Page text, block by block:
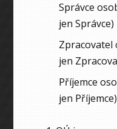
Správce
jen Správce)
Zpracovatel
jen
Příjemce
jen Příjemce)